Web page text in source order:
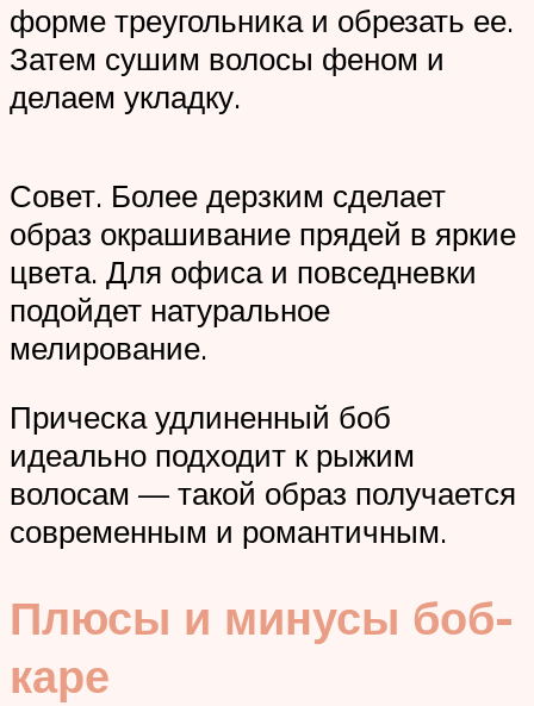
форме треугольника и обрезать ее.
Затем сушим волосы феном и
делаем укладку.
Совет. Более дерзким сделает
образ окрашивание прядей в яркие
цвета. Для офиса и повседневки
подойдет натуральное
мелирование.
Прическа удлиненный боб
идеально подходит к рыжим
волосам — такой образ получается
современным и романтичным.
Плюсы и минусы боб-
каре